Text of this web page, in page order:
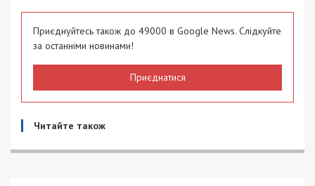
Приєднуйтесь також до 49000 в Google News. Слідкуйте
за останніми новинами!
Приєднатися
Читайте також